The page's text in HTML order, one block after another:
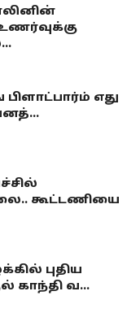
பிளாட்பார்ம் எது
கூட்டணியை
புதிய
காந்தி வ...